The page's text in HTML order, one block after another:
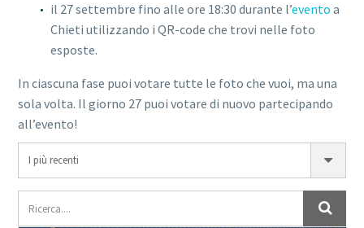
il 27 settembre fino alle ore 18:30 durante l’evento a
Chieti utilizzando i QR-code che trovi nelle foto
esposte.
In ciascuna fase puoi votare tutte le foto che vuoi, ma una
sola volta. Il giorno 27 puoi votare di nuovo partecipando
all’evento!